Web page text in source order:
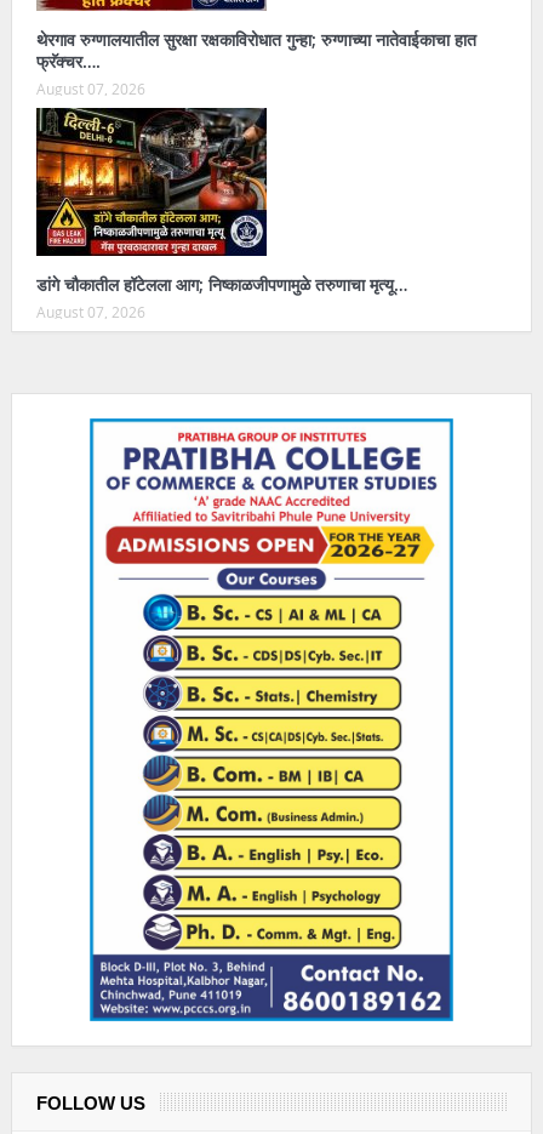
थेरगाव रुग्णालयातील सुरक्षा रक्षकाविरोधात गुन्हा; रुग्णाच्या नातेवाईकाचा हात
फ्रॅक्चर….
August 07, 2026
डांगे चौकातील हॉटेलला आग; निष्काळजीपणामुळे तरुणाचा मृत्यू…
August 07, 2026
FOLLOW US